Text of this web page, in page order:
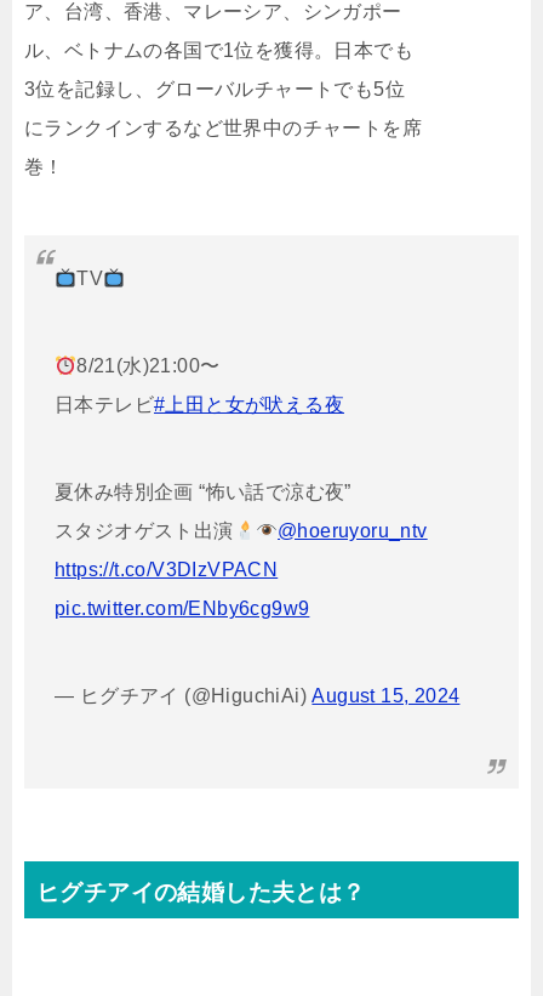
ア、台湾、香港、マレーシア、シンガポー
ル、ベトナムの各国で1位を獲得。日本でも
3位を記録し、グローバルチャートでも5位
にランクインするなど世界中のチャートを席
巻！
TV
8/21(水)21:00〜
日本テレビ#上田と女が吠える夜
夏休み特別企画 “怖い話で涼む夜”
スタジオゲスト出演
@hoeruyoru_ntv
https://t.co/V3DIzVPACN
pic.twitter.com/ENby6cg9w9
— ヒグチアイ (@HiguchiAi)August 15, 2024
ヒグチアイの結婚した夫とは？